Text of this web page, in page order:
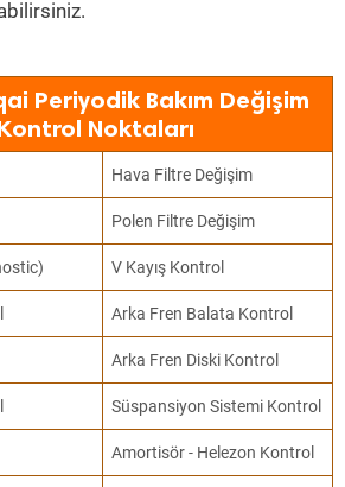
Periyodik Bakım Değişim
Noktaları
Hava Filtre Değişim
Polen Filtre Değişim
V Kayış Kontrol
Arka Fren Balata Kontrol
Arka Fren Diski Kontrol
Süspansiyon Sistemi Kontrol
Amortisör - Helezon Kontrol